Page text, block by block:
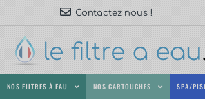
Contactez nous !
NOS FILTRES À EAU NOS CARTOUCHES SPA/